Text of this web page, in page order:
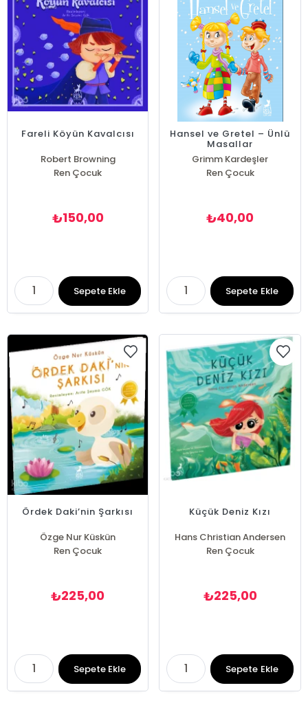
Fareli Köyün Kavalcısı
Robert Browning
Ren Çocuk
₺150,00
Sepete Ekle
Hansel ve Gretel – Ünlü
Masallar
Grimm Kardeşler
Ren Çocuk
₺40,00
Sepete Ekle
Ördek Daki’nin Şarkısı
Özge Nur Küskün
Ren Çocuk
₺225,00
Sepete Ekle
Küçük Deniz Kızı
Hans Christian Andersen
Ren Çocuk
₺225,00
Sepete Ekle